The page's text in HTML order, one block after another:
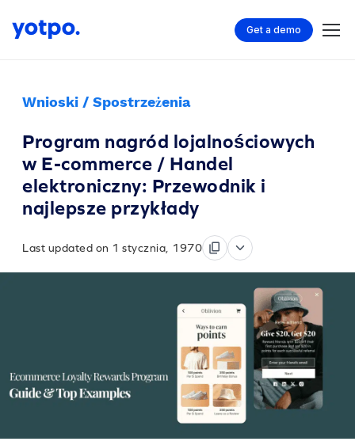
Get a demo
Wnioski / Spostrzeżenia
Program nagród lojalnościowych
w E-commerce / Handel
elektroniczny: Przewodnik i
najlepsze przykłady
Last updated on 1 stycznia, 1970